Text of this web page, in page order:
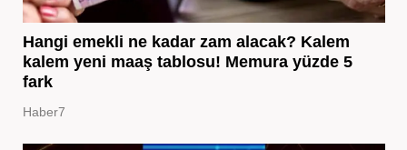
Hangi emekli ne kadar zam alacak? Kalem
kalem yeni maaş tablosu! Memura yüzde 5
fark
Haber7